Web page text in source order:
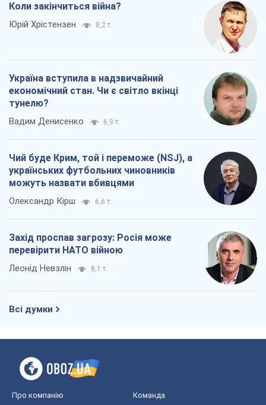
Коли закінчиться війна?
Юрій Хрістензен 8,2 т.
Україна вступила в надзвичайний
економічний стан. Чи є світло вкінці
тунелю?
Вадим Денисенко 6,9 т.
Чий буде Крим, той і переможе (NSJ), а
українських футбольних чиновників
можуть назвати вбивцями
Олександр Кірш 6,6 т.
Захід проспав загрозу: Росія може
перевірити НАТО війною
Леонід Невзлін 8,1 т.
Всі думки
Про компанію Команда